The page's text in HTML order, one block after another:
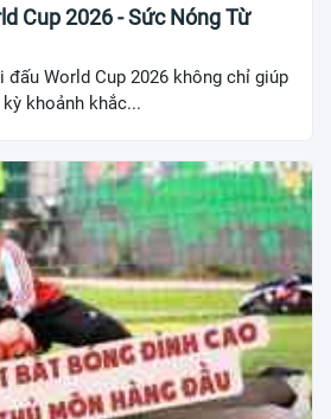
Cup 2026 - Sức Nóng Từ
World Cup 2026 không chỉ giúp
khoảnh khắc...